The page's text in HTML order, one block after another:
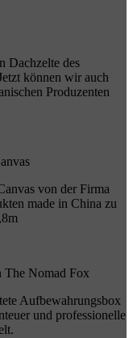
Dachzelte des
können wir auch
Produzenten
von der Firma
made in China zu
The Nomad Fox
Aufbewahrungsbox
und professionelle